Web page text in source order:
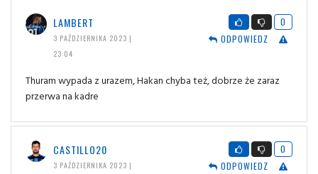
LAMBERT
3 PAŹDZIERNIKA 2023 |
23:04
0
ODPOWIEDZ
Thuram wypada z urazem, Hakan chyba też, dobrze że zaraz
przerwa na kadre
CASTILLO20
3 PAŹDZIERNIKA 2023 |
0
ODPOWIEDZ